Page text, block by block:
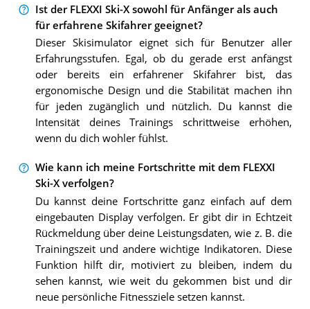
Ist der FLEXXI Ski-X sowohl für Anfänger als auch
für erfahrene Skifahrer geeignet?
Dieser Skisimulator eignet sich für Benutzer aller
Erfahrungsstufen. Egal, ob du gerade erst anfängst
oder bereits ein erfahrener Skifahrer bist, das
ergonomische Design und die Stabilität machen ihn
für jeden zugänglich und nützlich. Du kannst die
Intensität deines Trainings schrittweise erhöhen,
wenn du dich wohler fühlst.
Wie kann ich meine Fortschritte mit dem FLEXXI
Ski-X verfolgen?
Du kannst deine Fortschritte ganz einfach auf dem
eingebauten Display verfolgen. Er gibt dir in Echtzeit
Rückmeldung über deine Leistungsdaten, wie z. B. die
Trainingszeit und andere wichtige Indikatoren. Diese
Funktion hilft dir, motiviert zu bleiben, indem du
sehen kannst, wie weit du gekommen bist und dir
neue persönliche Fitnessziele setzen kannst.